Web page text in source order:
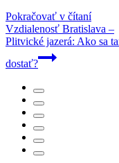
Pokračovať v čítaní
Vzdialenosť Bratislava –
Plitvické jazerá: Ako sa
dostať?